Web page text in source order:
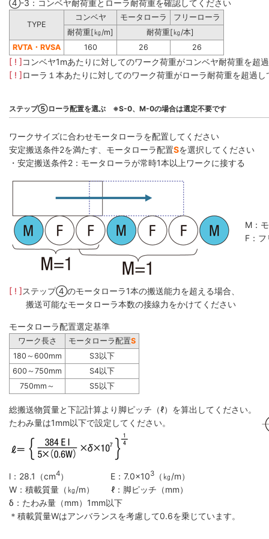
④-3：コンベヤ耐荷重とローラ耐荷重を確認してください
TYPE
コンベヤ モータローラ
フリーローラ
耐荷重[㎏/m]
耐荷重[㎏/本]
RVTA・RVSA
160 26 26
[ ! ]コンベヤ1mあたりに対してのワーク荷重がコンベヤ耐荷重を超
[ ! ]ローラ１本あたりに対してのワーク荷重がローラ耐荷重を超過
ステップ⑤ローラ配置を選ぶ ※S-0、M-0の場合は選定不要です
ワークサイズに合わせモータローラを配置してください
安定搬送条件2を満たす、モータローラ配置Sを選択してください
・安定搬送条件2：モータローラが常時1本以上ワークに接する
M：
F：
[ ! ]ステップ④のモータローラ1本の搬送能力を超える場合、
搬送可能なモータローラ本数の接線力をかけてください
モータローラ配置選定基準
ワーク長さ モータローラ配置S
180～600mm
S3以下
600～750mm
S4以下
750mm～
S5以下
総搬送物質量と下記計算より脚ピッチ（ℓ）を算出してください。
たわみ量は1mm以下で設定してください。
l：28.1（cm4） E：7.0×103
（㎏/m）
W：積載質量（㎏/m） ℓ：脚ピッチ（mm）
δ：たわみ量（mm）1mm以下
＊積載質量Wはアンバランスを考慮して0.6を乗じています。